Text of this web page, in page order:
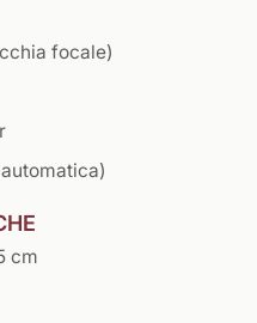
focale)
cm